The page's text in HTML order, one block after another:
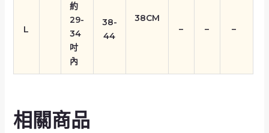
L
約
29-
34
吋
內
38-
44
38CM
–
– –
相關商品